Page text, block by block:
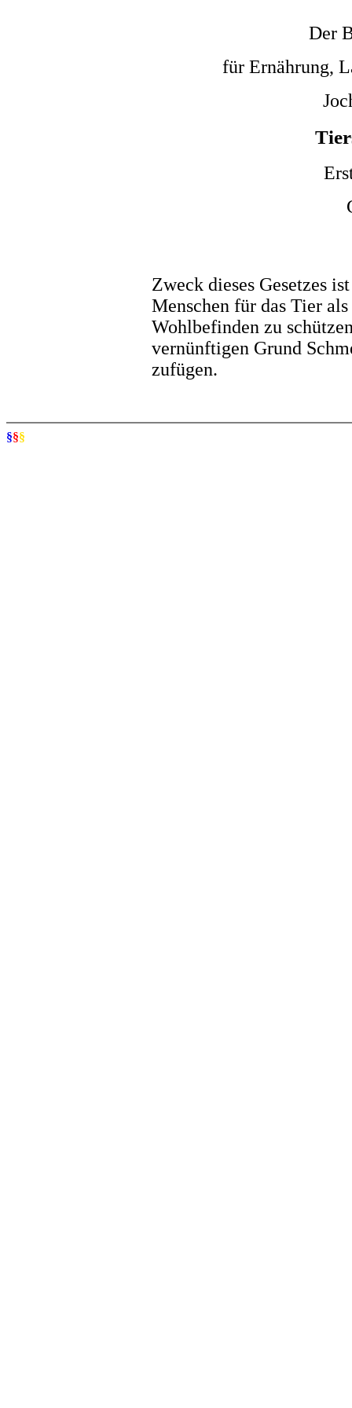
Der
für Ernährung,
Zweck dieses Gesetzes
Menschen für das Tier
Wohlbefinden zu
vernünftigen Grund
zufügen.
§§§